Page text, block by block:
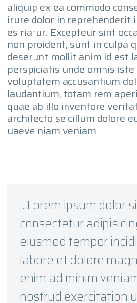
aliquip ex ea commodo
irure dolor in reprehenderit
es riatur. Excepteur sint
non proident, sunt in culpa
deserunt mollit anim id est
perspiciatis unde omnis
voluptatem accusantium
laudantium, totam rem
quae ab illo inventore
architecto se cillum dolore
uaeve niam veniam.
…Lorem ipsum dolor
consectetur
eiusmod tempor
labore et dolore
enim ad minim
nostrud exercitation